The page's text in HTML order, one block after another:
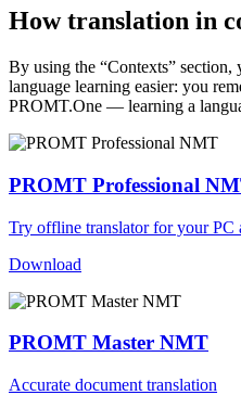
How translation in
By using the “Contexts”
language learning easier: you
PROMT.One — learning a
PROMT Professional
Try offline translator for your PC
Download
PROMT Master NMT
Accurate document translation